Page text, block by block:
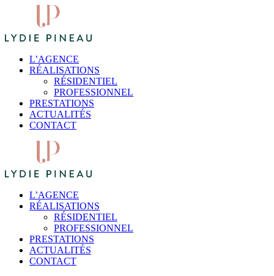
L’AGENCE
RÉALISATIONS
RÉSIDENTIEL
PROFESSIONNEL
PRESTATIONS
ACTUALITÉS
CONTACT
L’AGENCE
RÉALISATIONS
RÉSIDENTIEL
PROFESSIONNEL
PRESTATIONS
ACTUALITÉS
CONTACT